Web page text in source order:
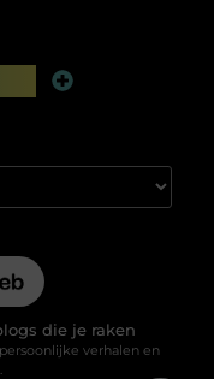
die je raken
verhalen en